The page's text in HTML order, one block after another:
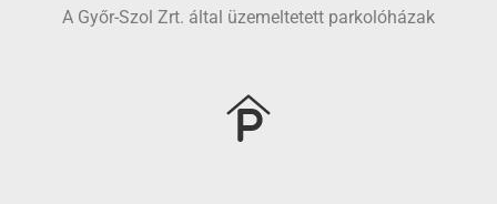
A Győr-Szol Zrt. által üzemeltetett parkolóházak